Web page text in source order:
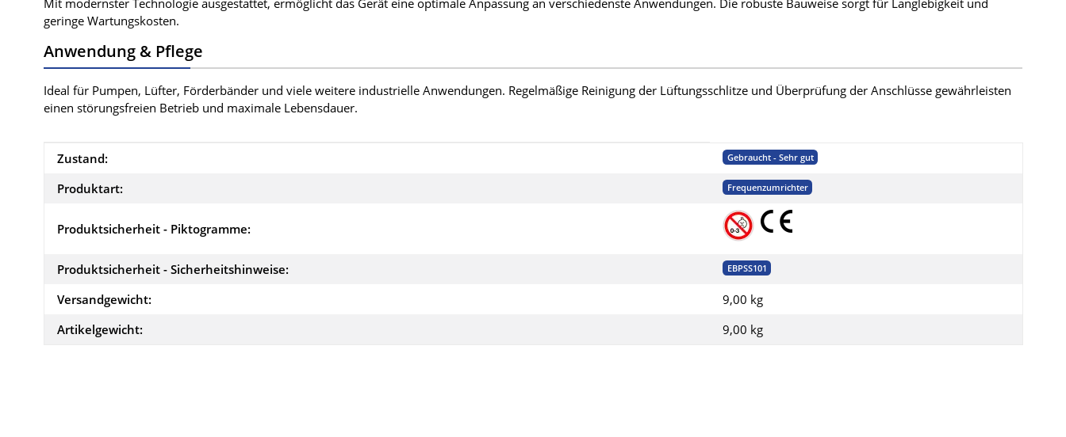
geringe Wartungskosten.
Anwendung & Pflege
Ideal für Pumpen, Lüfter, Förderbänder und viele weitere industrielle Anwendungen. Regelmäßige Reinigung der Lüftungsschlitze und Überprüfung der Anschlüsse gewährleisten
einen störungsfreien Betrieb und maximale Lebensdauer.
Produkteigenschaft
Wert
Zustand: Gebraucht - Sehr gut
Produktart: Frequenzumrichter
Produktsicherheit - Piktogramme:
Produktsicherheit - Sicherheitshinweise: EBPSS101
Versandgewicht:
9,00 kg
Artikelgewicht:
9,00 kg